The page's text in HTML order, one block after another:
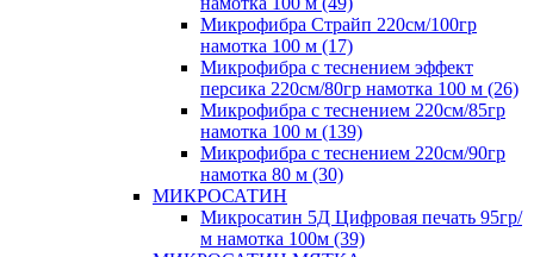
Микрофибра Страйп 220см/100гр
намотка 100 м (17)
Микрофибра с теснением эффект
персика 220см/80гр намотка 100 м (26)
Микрофибра с теснением 220см/85гр
намотка 100 м (139)
Микрофибра с теснением 220см/90гр
намотка 80 м (30)
МИКРОСАТИН
Микросатин 5Д Цифровая печать 95гр/
м намотка 100м (39)